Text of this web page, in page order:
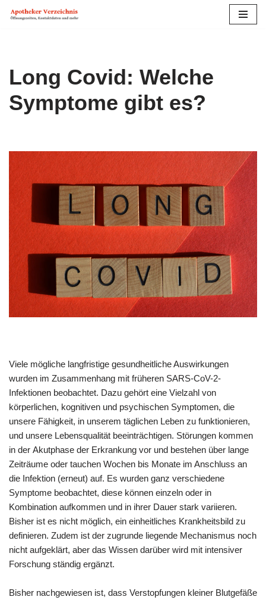
Long Covid: Welche
Symptome gibt es?
Viele mögliche langfristige gesundheitliche Auswirkungen
wurden im Zusammenhang mit früheren SARS-CoV-2-
Infektionen beobachtet. Dazu gehört eine Vielzahl von
körperlichen, kognitiven und psychischen Symptomen, die
unsere Fähigkeit, in unserem täglichen Leben zu funktionieren,
und unsere Lebensqualität beeinträchtigen. Störungen kommen
in der Akutphase der Erkrankung vor und bestehen über lange
Zeiträume oder tauchen Wochen bis Monate im Anschluss an
die Infektion (erneut) auf. Es wurden ganz verschiedene
Symptome beobachtet, diese können einzeln oder in
Kombination aufkommen und in ihrer Dauer stark variieren.
Bisher ist es nicht möglich, ein einheitliches Krankheitsbild zu
definieren. Zudem ist der zugrunde liegende Mechanismus noch
nicht aufgeklärt, aber das Wissen darüber wird mit intensiver
Forschung ständig ergänzt.
Bisher nachgewiesen ist, dass Verstopfungen kleiner Blutgefäße